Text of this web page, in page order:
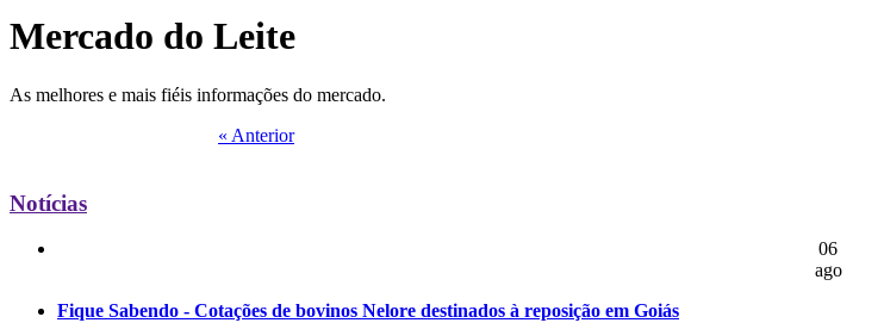
Mercado do Leite
As melhores e mais fiéis informações do mercado.
« Anterior
Notícias
06
ago
Fique Sabendo - Cotações de bovinos Nelore destinados à reposição em Goiás